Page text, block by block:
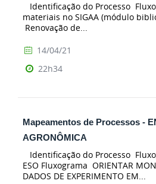
Identificação do Processo
materiais no SIGAA (módulo
Renovação de...
14/04/21
22h34
Mapeamentos de Processos -
AGRONÔMICA
Identificação do Processo
ESO Fluxograma ORIENTAR
DADOS DE EXPERIMENTO EM...